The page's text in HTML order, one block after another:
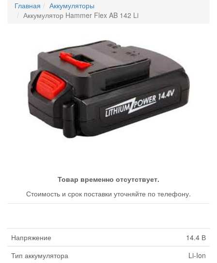
Главная
Аккумуляторы
Аккумулятор Hammer Flex AB 142 Li
Товар временно отсутствует.
Стоимость и срок поставки уточняйте по телефону.
Напряжение
14.4 В
Тип аккумулятора
Li-Ion